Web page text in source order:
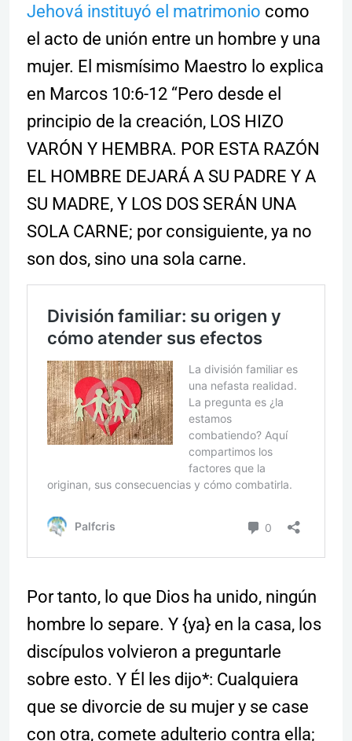
Jehová instituyó el matrimonio como
el acto de unión entre un hombre y una
mujer. El mismísimo Maestro lo explica
en Marcos 10:6-12 “Pero desde el
principio de la creación, LOS HIZO
VARÓN Y HEMBRA. POR ESTA RAZÓN
EL HOMBRE DEJARÁ A SU PADRE Y A
SU MADRE, Y LOS DOS SERÁN UNA
SOLA CARNE; por consiguiente, ya no
son dos, sino una sola carne.
Por tanto, lo que Dios ha unido, ningún
hombre lo separe. Y {ya} en la casa, los
discípulos volvieron a preguntarle
sobre esto. Y Él les dijo*: Cualquiera
que se divorcie de su mujer y se case
con otra, comete adulterio contra ella;